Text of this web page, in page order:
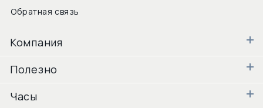
Обратная связь
Компания
Полезно
Часы